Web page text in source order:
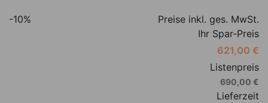
-10%
Preise inkl. ges. MwSt.
Ihr Spar-Preis
621,00 €
Listenpreis
690,00 €
Lieferzeit